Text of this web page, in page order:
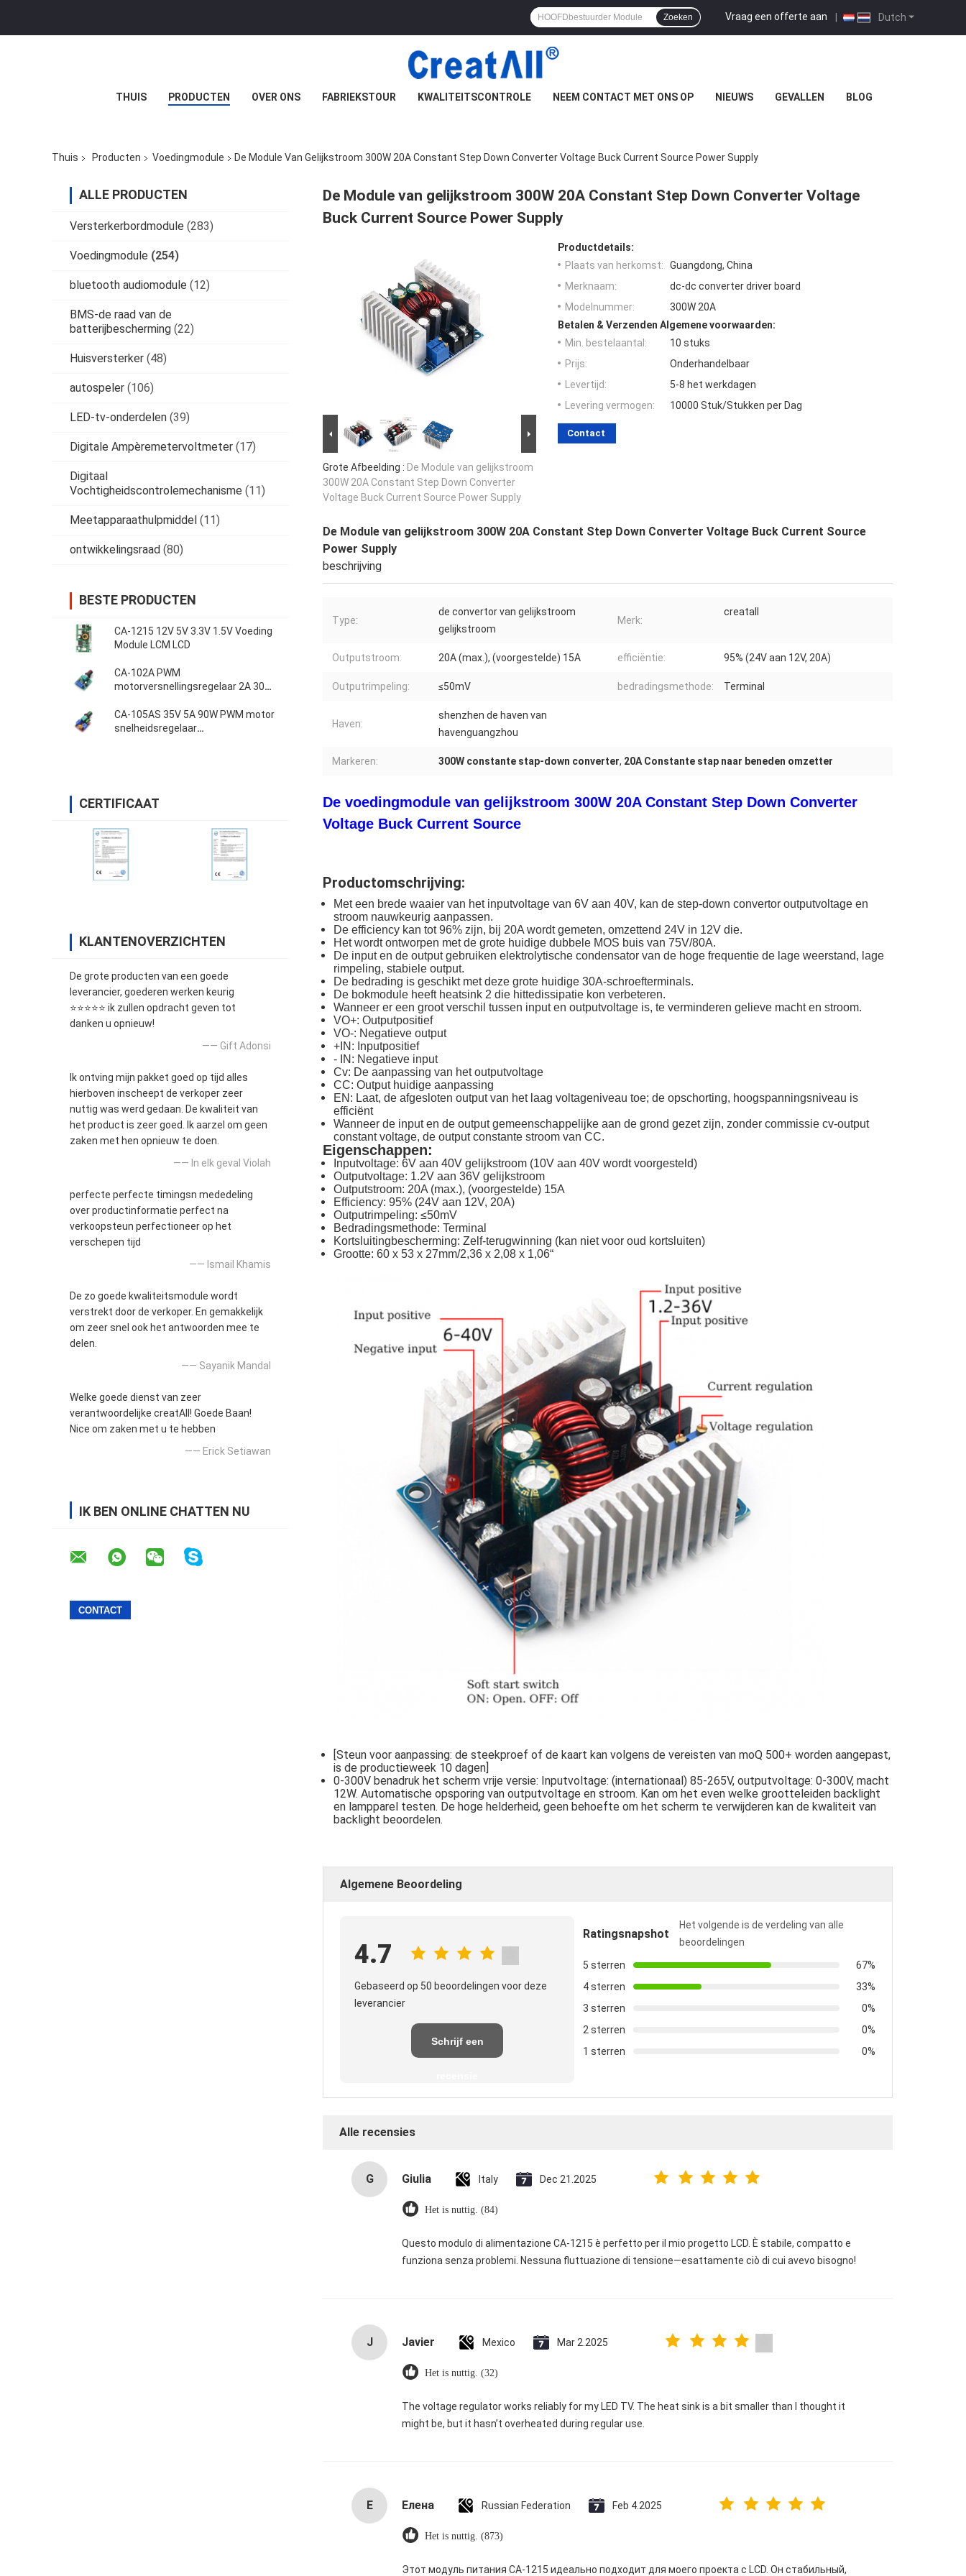
Dutch
Vraag een offerte aan |
Zoeken
THUIS PRODUCTEN OVER ONS FABRIEKSTOUR KWALITEITSCONTROLE NEEM CONTACT MET ONS OP NIEUWS GEVALLEN BLOG
Thuis Producten Voedingmodule De Module Van Gelijkstroom 300W 20A Constant Step Down Converter Voltage Buck Current Source Power Supply
ALLE PRODUCTEN
Versterkerbordmodule (283)
Voedingmodule (254)
bluetooth audiomodule (12)
BMS-de raad van de
batterijbescherming (22)
Huisversterker (48)
autospeler (106)
LED-tv-onderdelen (39)
Digitale Ampèremetervoltmeter (17)
Digitaal
Vochtigheidscontrolemechanisme (11)
Meetapparaathulpmiddel (11)
ontwikkelingsraad (80)
BESTE PRODUCTEN
CA-1215 12V 5V 3.3V 1.5V Voeding
Module LCM LCD
CA-102A PWM
motorversnellingsregelaar 2A 30W
CA-105AS 35V 5A 90W PWM motor
snelheidsregelaar
CERTIFICAAT
KLANTENOVERZICHTEN
De grote producten van een goede
leverancier, goederen werken keurig
⭐⭐⭐⭐⭐ ik zullen opdracht geven tot
danken u opnieuw!
—— Gift Adonsi
Ik ontving mijn pakket goed op tijd alles
hierboven inscheept de verkoper zeer
nuttig was werd gedaan. De kwaliteit van
het product is zeer goed. Ik aarzel om geen
zaken met hen opnieuw te doen.
—— In elk geval Violah
perfecte perfecte timingsn mededeling
over productinformatie perfect na
verkoopsteun perfectioneer op het
verschepen tijd
—— Ismail Khamis
De zo goede kwaliteitsmodule wordt
verstrekt door de verkoper. En gemakkelijk
om zeer snel ook het antwoorden mee te
delen.
—— Sayanik Mandal
Welke goede dienst van zeer
verantwoordelijke creatAll! Goede Baan!
Nice om zaken met u te hebben
—— Erick Setiawan
IK BEN ONLINE CHATTEN NU
De Module van gelijkstroom 300W 20A Constant Step Down Converter Voltage
Buck Current Source Power Supply
Grote Afbeelding : De Module van gelijkstroom
300W 20A Constant Step Down Converter
Voltage Buck Current Source Power Supply
Productdetails:
Plaats van herkomst:
Guangdong, China
Merknaam:
dc-dc converter driver board
Modelnummer:
300W 20A
Betalen & Verzenden Algemene voorwaarden:
Min. bestelaantal:
10 stuks
Prijs:
Onderhandelbaar
Levertijd:
5-8 het werkdagen
Levering vermogen:
10000 Stuk/Stukken per Dag
Contact
De Module van gelijkstroom 300W 20A Constant Step Down Converter Voltage Buck Current Source
Power Supply
beschrijving
Type:
de convertor van gelijkstroom
gelijkstroom
Merk:
creatall
Outputstroom: 20A (max.), (voorgestelde) 15A efficiëntie: 95% (24V aan 12V, 20A)
Outputrimpeling: ≤50mV bedradingsmethode: Terminal
Haven:
shenzhen de haven van
havenguangzhou
Markeren: 300W constante stap-down converter, 20A Constante stap naar beneden omzetter
De voedingmodule van gelijkstroom 300W 20A Constant Step Down Converter
Voltage Buck Current Source
Productomschrijving:
Met een brede waaier van het inputvoltage van 6V aan 40V, kan de step-down convertor outputvoltage en
stroom nauwkeurig aanpassen.
De efficiency kan tot 96% zijn, bij 20A wordt gemeten, omzettend 24V in 12V die.
Het wordt ontworpen met de grote huidige dubbele MOS buis van 75V/80A.
De input en de output gebruiken elektrolytische condensator van de hoge frequentie de lage weerstand, lage
rimpeling, stabiele output.
De bedrading is geschikt met deze grote huidige 30A-schroefterminals.
De bokmodule heeft heatsink 2 die hittedissipatie kon verbeteren.
Wanneer er een groot verschil tussen input en outputvoltage is, te verminderen gelieve macht en stroom.
VO+: Outputpositief
VO-: Negatieve output
+IN: Inputpositief
- IN: Negatieve input
Cv: De aanpassing van het outputvoltage
CC: Output huidige aanpassing
EN: Laat, de afgesloten output van het laag voltageniveau toe; de opschorting, hoogspanningsniveau is
efficiënt
Wanneer de input en de output gemeenschappelijke aan de grond gezet zijn, zonder commissie cv-output
constant voltage, de output constante stroom van CC.
Eigenschappen:
Inputvoltage: 6V aan 40V gelijkstroom (10V aan 40V wordt voorgesteld)
Outputvoltage: 1.2V aan 36V gelijkstroom
Outputstroom: 20A (max.), (voorgestelde) 15A
Efficiency: 95% (24V aan 12V, 20A)
Outputrimpeling: ≤50mV
Bedradingsmethode: Terminal
Kortsluitingbescherming: Zelf-terugwinning (kan niet voor oud kortsluiten)
Grootte: 60 x 53 x 27mm/2,36 x 2,08 x 1,06“
[Steun voor aanpassing: de steekproef of de kaart kan volgens de vereisten van moQ 500+ worden aangepast,
is de productieweek 10 dagen]
0-300V benadruk het scherm vrije versie: Inputvoltage: (internationaal) 85-265V, outputvoltage: 0-300V, macht
12W. Automatische opsporing van outputvoltage en stroom. Kan om het even welke grootteleiden backlight
en lampparel testen. De hoge helderheid, geen behoefte om het scherm te verwijderen kan de kwaliteit van
backlight beoordelen.
Algemene Beoordeling
4.7
Gebaseerd op 50 beoordelingen voor deze
leverancier
Schrijf een
Ratingsnapshot
Het volgende is de verdeling van alle
beoordelingen
5 sterren
67%
4 sterren
33%
3 sterren
0%
2 sterren
0%
1 sterren
0%
Alle recensies
G Giulia Italy Dec 21.2025
Het is nuttig. (84)
Questo modulo di alimentazione CA-1215 è perfetto per il mio progetto LCD. È stabile, compatto e
funziona senza problemi. Nessuna fluttuazione di tensione—esattamente ciò di cui avevo bisogno!
J Javier Mexico Mar 2.2025
Het is nuttig. (32)
The voltage regulator works reliably for my LED TV. The heat sink is a bit smaller than I thought it
might be, but it hasn’t overheated during regular use.
Е Елена Russian Federation Feb 4.2025
Het is nuttig. (873)
Этот модуль питания CA-1215 идеально подходит для моего проекта с LCD. Он стабильный,